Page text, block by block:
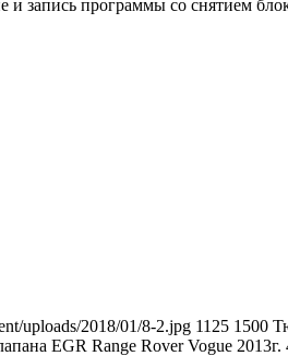
и запись программы со снятием
uploads/2018/01/8-2.jpg 1125 1500
EGR Range Rover Vogue